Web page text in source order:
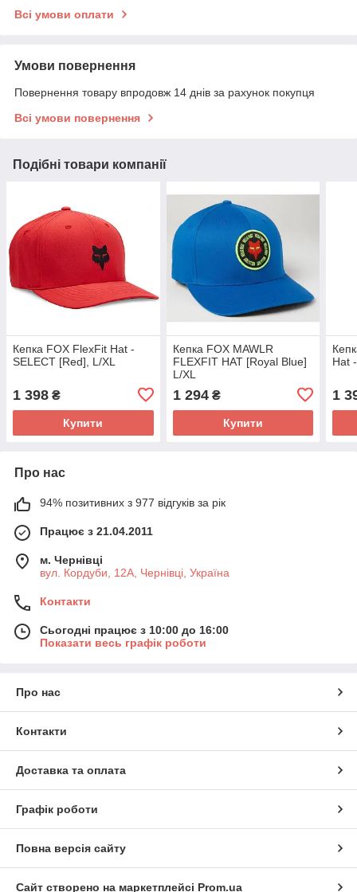
Всі умови оплати
Умови повернення
Повернення товару впродовж 14 днів за рахунок покупця
Всі умови повернення
Подібні товари компанії
Кепка FOX FlexFit Hat -
SELECT [Red], L/XL
1 398 ₴
Купити
Кепка FOX MAWLR
FLEXFIT HAT [Royal Blue]
L/XL
1 294₴
Купити
Hat
1
Про нас
94% позитивних з 977 відгуків за рік
Працює з 21.04.2011
м. Чернівці
вул. Кордуби, 12А, Чернівці, Україна
Контакти
Сьогодні працює з 10:00 до 16:00
Показати весь графік роботи
Про нас
Контакти
Доставка та оплата
Графік роботи
Повна версія сайту
Сайт створено на маркетплейсі Prom.ua